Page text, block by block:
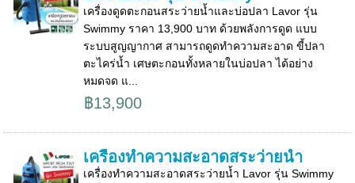
เครื่องดูดตะกอนสระว่ายน้ำและบ่อปลา Lavor รุ่น
Swimmy ราคา 13,900 บาท ด้วยพลังการดูด แบบ
ระบบสูญญากาศ สามารถดูดทำความสะอาด ขี้ปลา
ตะไคร่น้ำ เศษตะกอนทั้งหลายในบ่อปลา ได้อย่าง
หมดจด แ...
฿13,900
เครื่องทำความสะอาดสระว่ายน้ำ
เครื่องทำความสะอาดสระว่ายน้ำ Lavor รุ่น Swimmy